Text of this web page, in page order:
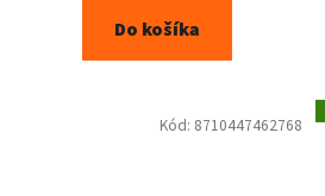
Do košíka
Kód: 8710447462768